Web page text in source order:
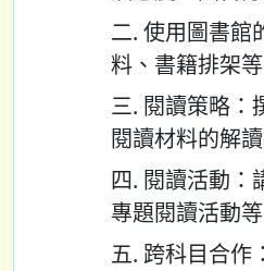
二. 使用圖書館
料、書籍排架等
三. 閱讀策略：
閱讀材料的解
四. 閱讀活動：
專題閱讀活動等
五. 跨科目合作